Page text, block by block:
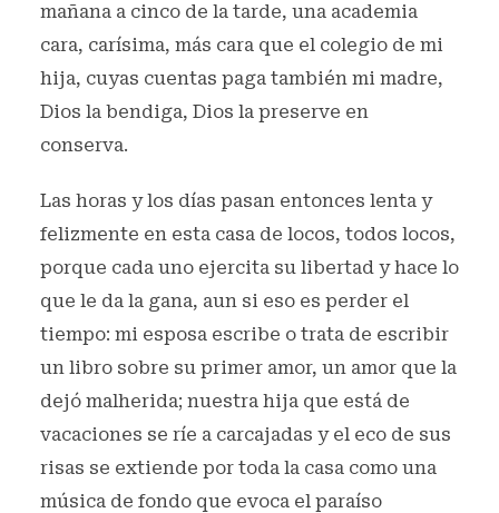
mañana a cinco de la tarde, una academia
cara, carísima, más cara que el colegio de mi
hija, cuyas cuentas paga también mi madre,
Dios la bendiga, Dios la preserve en
conserva.
Las horas y los días pasan entonces lenta y
felizmente en esta casa de locos, todos locos,
porque cada uno ejercita su libertad y hace lo
que le da la gana, aun si eso es perder el
tiempo: mi esposa escribe o trata de escribir
un libro sobre su primer amor, un amor que la
dejó malherida; nuestra hija que está de
vacaciones se ríe a carcajadas y el eco de sus
risas se extiende por toda la casa como una
música de fondo que evoca el paraíso